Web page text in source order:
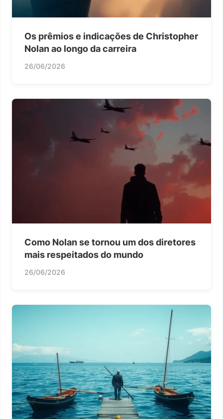
Os prêmios e indicações de Christopher
Nolan ao longo da carreira
26/06/2026
Como Nolan se tornou um dos diretores
mais respeitados do mundo
26/06/2026